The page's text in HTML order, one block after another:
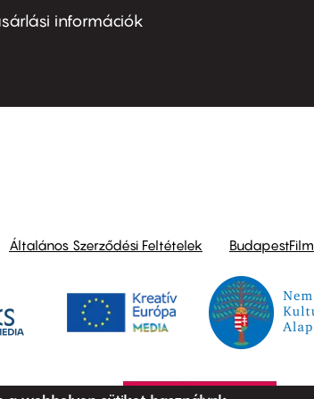
információk
Általános Szerződési Feltételek BudapestFilm